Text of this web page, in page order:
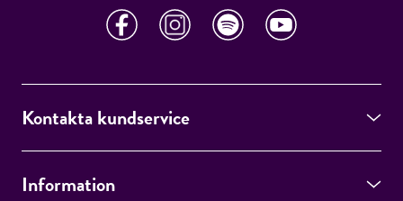
Kontakta kundservice
Information